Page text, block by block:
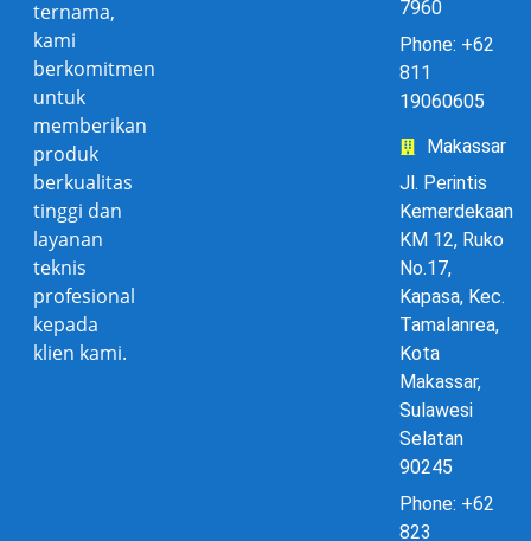
ternama,
kami
berkomitmen
untuk
memberikan
produk
berkualitas
tinggi dan
layanan
teknis
profesional
kepada
klien kami.
7960
Phone: +62
811
19060605
Makassar
Jl. Perintis
Kemerdekaan
KM 12, Ruko
No.17,
Kapasa, Kec.
Tamalanrea,
Kota
Makassar,
Sulawesi
Selatan
90245
Phone: +62
823